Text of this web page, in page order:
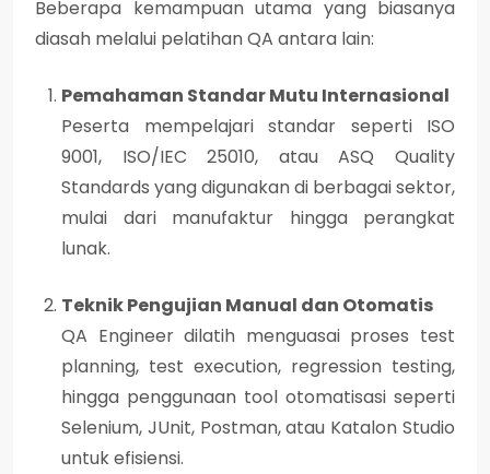
Beberapa kemampuan utama yang biasanya
diasah melalui pelatihan QA antara lain:
Pemahaman Standar Mutu Internasional
Peserta mempelajari standar seperti ISO
9001, ISO/IEC 25010, atauASQ Quality
Standards yang digunakan di berbagai sektor,
mulai dari manufaktur hingga perangkat
lunak.
Teknik Pengujian Manual dan Otomatis
QA Engineer dilatih menguasai proses test
planning, test execution, regression testing,
hingga penggunaan tool otomatisasi seperti
Selenium, JUnit, Postman, atau Katalon Studio
untuk efisiensi.